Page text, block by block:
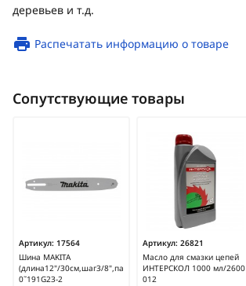
деревьев и т.д.
Распечатать информацию о товаре
Сопутствующие товары
Артикул: 17564
Шина MAKITA
(длина12"/30см,шаг3/8",паз1.3мм,46звеньев)/165200-
0˜191G23-2
Артикул: 26821
Масло для смазки цепей
ИНТЕРСКОЛ 1000 мл/2600
012